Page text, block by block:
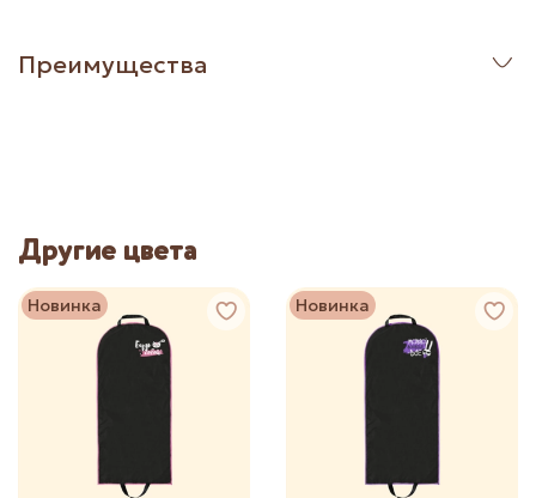
Преимущества
Другие цвета
Новинка Новинка